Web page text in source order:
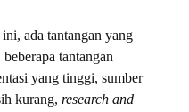
ada tantangan yang
tantangan
yang tinggi, sumber
kurang, research and